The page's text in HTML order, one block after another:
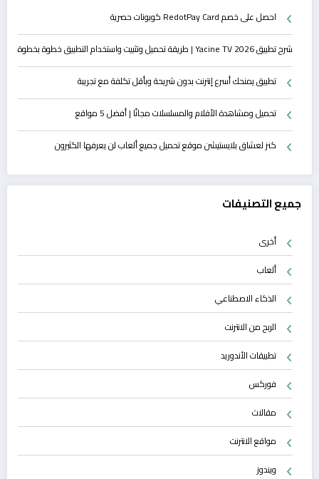
احصل على خصم RedotPay Card كوبونات حصرية
شرح تطبيق Yacine TV 2026 | طريقة تحميل وتثبيت واستخدام التطبيق خطوة بخطوة
تطبيق يمنحك أسرع إنترنت بدون شريحة وبأقل تكلفة مع تجريبة
تحميل ومشاهدة الأفلام والمسلسلات مجانًا | أفضل 5 مواقع
كنز لعشاق بلايستيشن موقع تحميل جميع ألعاب لن يعرفها الكثيرون
جميع التصنيفات
أخرى
ألعاب
الذكاء الاصطناعي
الربح من الانترنت
تطبيقات الأندوريد
فوركس
مقالات
مواقع الانترنت
ويندوز